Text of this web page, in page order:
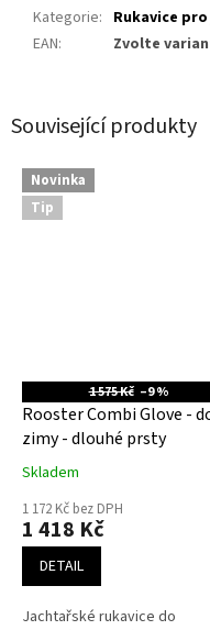
Související produkty
Novinka
Tip
1 575 Kč –9 %
Rooster Combi Glove -
zimy - dlouhé prsty
Skladem
1 172 Kč bez DPH
1 418 Kč
DETAIL
Jachtařské rukavice do
Kategorie: Rukavice
EAN: Zvolte